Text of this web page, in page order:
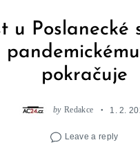
u Poslanecké
pokračuje
by Redakce 1. 2.
Leave a reply